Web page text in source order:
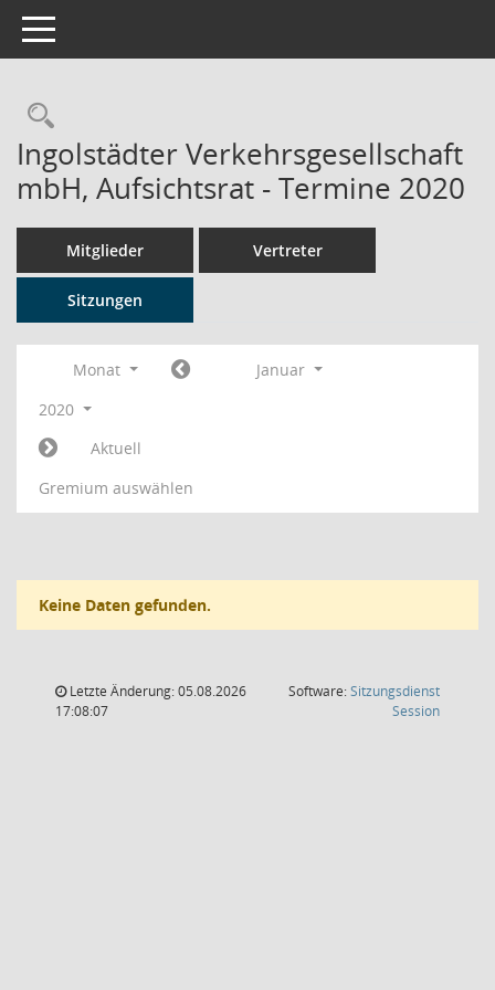
Toggle navigation
Rechercheauswahl
Ingolstädter Verkehrsgesellschaft
mbH, Aufsichtsrat - Termine 2020
Mitglieder Vertreter
Sitzungen
Monat
Januar
2020
Aktuell
Gremium auswählen
Keine Daten gefunden.
Letzte Änderung: 05.08.2026
17:08:07
Software:Sitzungsdienst
Session(Wird in